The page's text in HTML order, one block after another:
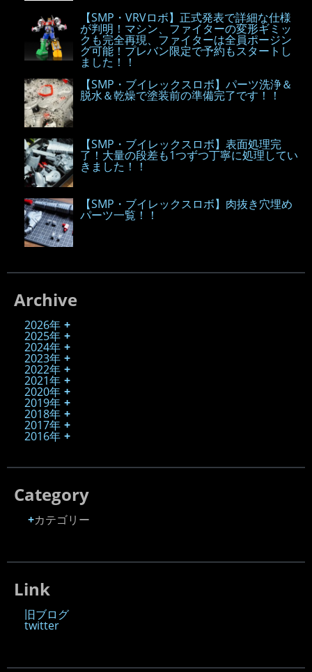
【SMP・VRVロボ】正式発表で詳細な仕様
が判明！マシン、ファイターの変形ギミッ
クも完全再現、ファイターは全員ポージン
グ可能！プレバン限定で予約もスタートし
ました！！
【SMP・ブイレックスロボ】パーツ洗浄＆
脱水＆乾燥で塗装前の準備完了です！！
【SMP・ブイレックスロボ】表面処理完
了！大量の段差も1つずつ丁寧に処理してい
きました！！
【SMP・ブイレックスロボ】肉抜き穴埋め
パーツ一覧！！
Archive
2026年
2025年
2024年
2023年
2022年
2021年
2020年
2019年
2018年
2017年
2016年
Category
カテゴリー
Link
旧ブログ
twitter